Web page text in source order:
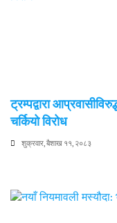
ट्रम्पद्वारा
चर्कियो विरोध
शुक्रवार, बैशाख ११, २०८३